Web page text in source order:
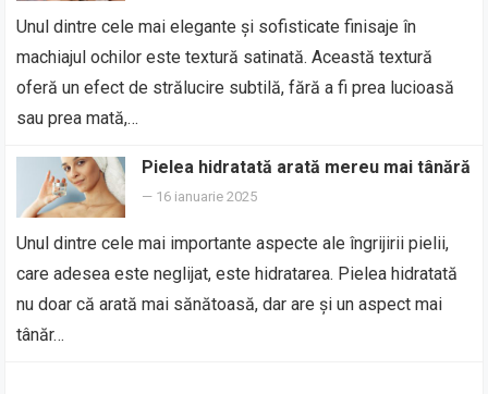
Unul dintre cele mai elegante și sofisticate finisaje în
machiajul ochilor este textură satinată. Această textură
oferă un efect de strălucire subtilă, fără a fi prea lucioasă
sau prea mată,…
Pielea hidratată arată mereu mai tânără
— 16 ianuarie 2025
Unul dintre cele mai importante aspecte ale îngrijirii pielii,
care adesea este neglijat, este hidratarea. Pielea hidratată
nu doar că arată mai sănătoasă, dar are și un aspect mai
tânăr…